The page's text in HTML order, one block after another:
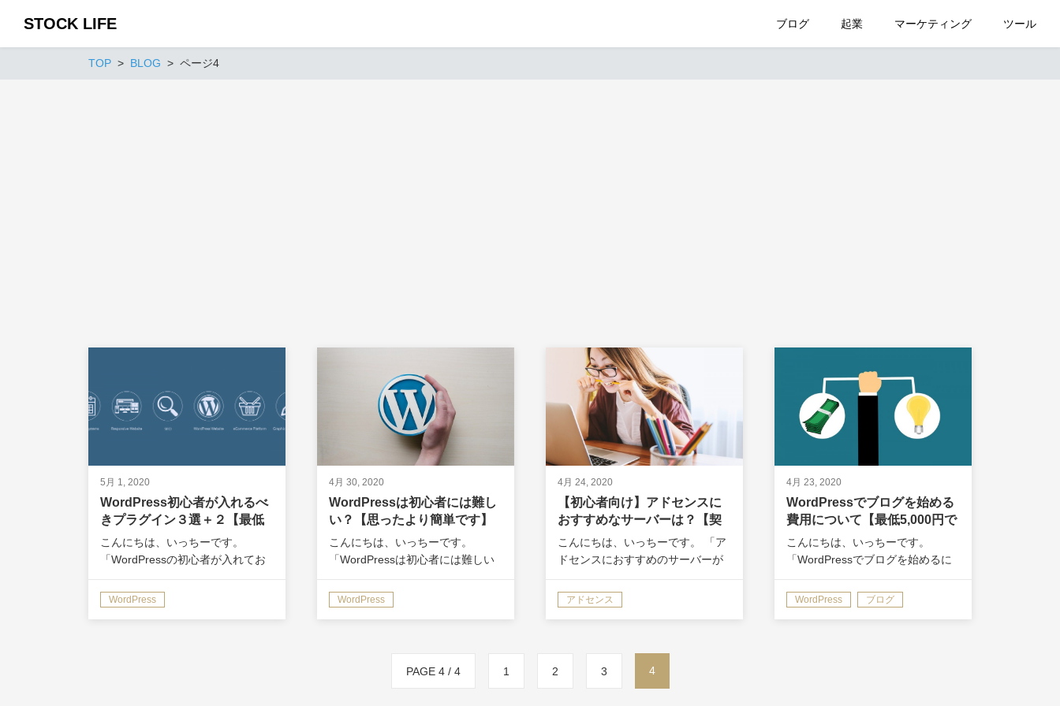
STOCK LIFE ブログ 起業 マーケティング ツール
TOP BLOG ページ4
5月 1, 2020
WordPress初心者が入れるべ
きプラグイン３選＋２【最低
限これだけでOK】
こんにちは、いっちーです。
「WordPressの初心者が入れてお
すすめなプラグインの情報も知り
たいです。というか結局プラグイ
WordPress
4月 30, 2020
WordPressは初心者には難し
い？【思ったより簡単です】
こんにちは、いっちーです。
「WordPressは初心者には難しい
Wordpressが必要なのかも知りた
い。なんだか途中で挫折しそうだ
WordPress
4月 24, 2020
【初心者向け】アドセンスに
おすすめなサーバーは？【契
約後の流れも解説】
こんにちは、いっちーです。 「ア
ドセンスにおすすめのサーバーが
えるサーバーってあるのかな？」
今回はこういった疑問に答えま
アドセンス
4月 23, 2020
WordPressでブログを始める
費用について【最低5,000円で
OKです】
こんにちは、いっちーです。
「WordPressでブログを始めるに
費用はなるべく安くしたい
な…。」 今回はこんな疑問に答え
WordPress ブログ
PAGE 4 / 4 1 2 3 4